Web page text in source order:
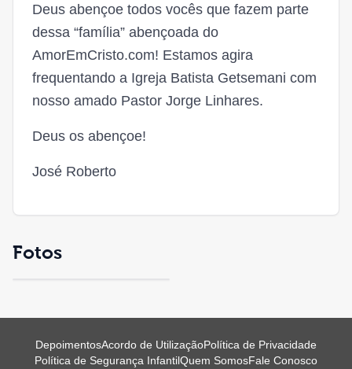
Deus abençoe todos vocês que fazem parte
dessa “família” abençoada do
AmorEmCristo.com! Estamos agira
frequentando a Igreja Batista Getsemani com
nosso amado Pastor Jorge Linhares.
Deus os abençoe!
José Roberto
Fotos
DepoimentosAcordo de UtilizaçãoPolítica de Privacidade
Política de Segurança InfantilQuem SomosFale Conosco